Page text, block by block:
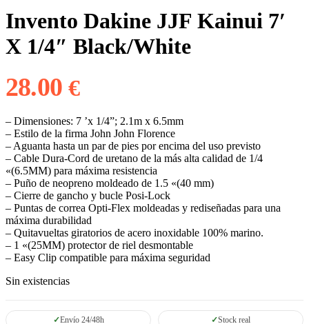
Invento Dakine JJF Kainui 7′
X 1/4″ Black/White
28.00€
– Dimensiones: 7 ’x 1/4”; 2.1m x 6.5mm
– Estilo de la firma John John Florence
– Aguanta hasta un par de pies por encima del uso previsto
– Cable Dura-Cord de uretano de la más alta calidad de 1/4
«(6.5MM) para máxima resistencia
– Puño de neopreno moldeado de 1.5 «(40 mm)
– Cierre de gancho y bucle Posi-Lock
– Puntas de correa Opti-Flex moldeadas y rediseñadas para una
máxima durabilidad
– Quitavueltas giratorios de acero inoxidable 100% marino.
– 1 «(25MM) protector de riel desmontable
– Easy Clip compatible para máxima seguridad
Sin existencias
Envío 24/48h Stock real